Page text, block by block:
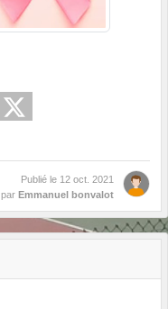
Publié le 12 oct. 2021
par Emmanuel bonvalot